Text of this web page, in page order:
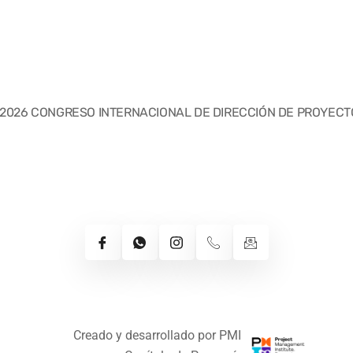
CONGRESO INTERNACIONAL DE DIRECCIÓN DE
Creado y desarrollado por PMI